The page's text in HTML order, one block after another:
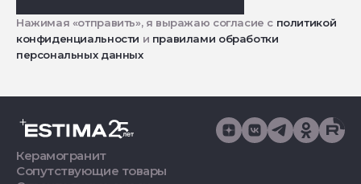
Нажимая «отправить», я выражаю согласие с политикой
конфиденциальности и правилами обработки
персональных данных
Керамогранит
Сопутствующие товары